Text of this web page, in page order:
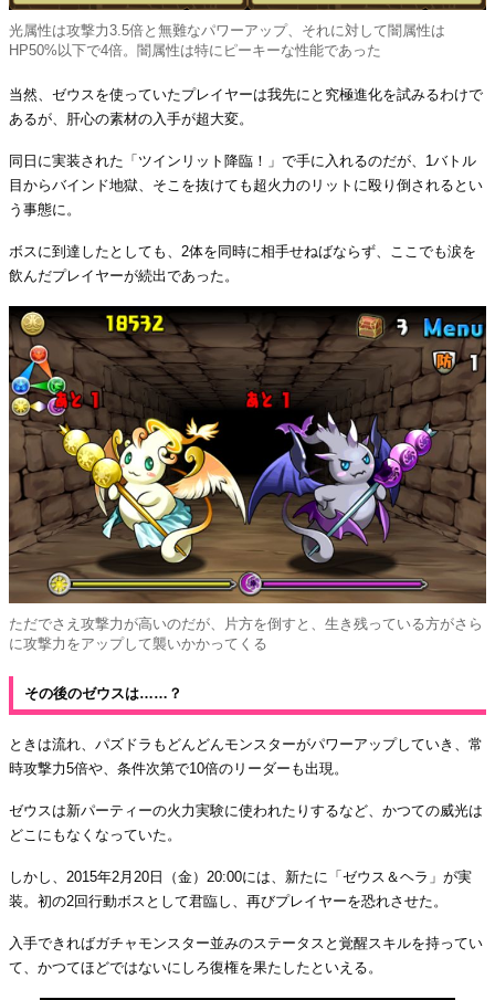
光属性は攻撃力3.5倍と無難なパワーアップ、それに対して闇属性は
HP50%以下で4倍。闇属性は特にピーキーな性能であった
当然、ゼウスを使っていたプレイヤーは我先にと究極進化を試みるわけで
あるが、肝心の素材の入手が超大変。
同日に実装された「ツインリット降臨！」で手に入れるのだが、1バトル
目からバインド地獄、そこを抜けても超火力のリットに殴り倒されるとい
う事態に。
ボスに到達したとしても、2体を同時に相手せねばならず、ここでも涙を
飲んだプレイヤーが続出であった。
ただでさえ攻撃力が高いのだが、片方を倒すと、生き残っている方がさら
に攻撃力をアップして襲いかかってくる
その後のゼウスは……？
ときは流れ、パズドラもどんどんモンスターがパワーアップしていき、常
時攻撃力5倍や、条件次第で10倍のリーダーも出現。
ゼウスは新パーティーの火力実験に使われたりするなど、かつての威光は
どこにもなくなっていた。
しかし、2015年2月20日（金）20:00には、新たに「ゼウス＆ヘラ」が実
装。初の2回行動ボスとして君臨し、再びプレイヤーを恐れさせた。
入手できればガチャモンスター並みのステータスと覚醒スキルを持ってい
て、かつてほどではないにしろ復権を果たしたといえる。